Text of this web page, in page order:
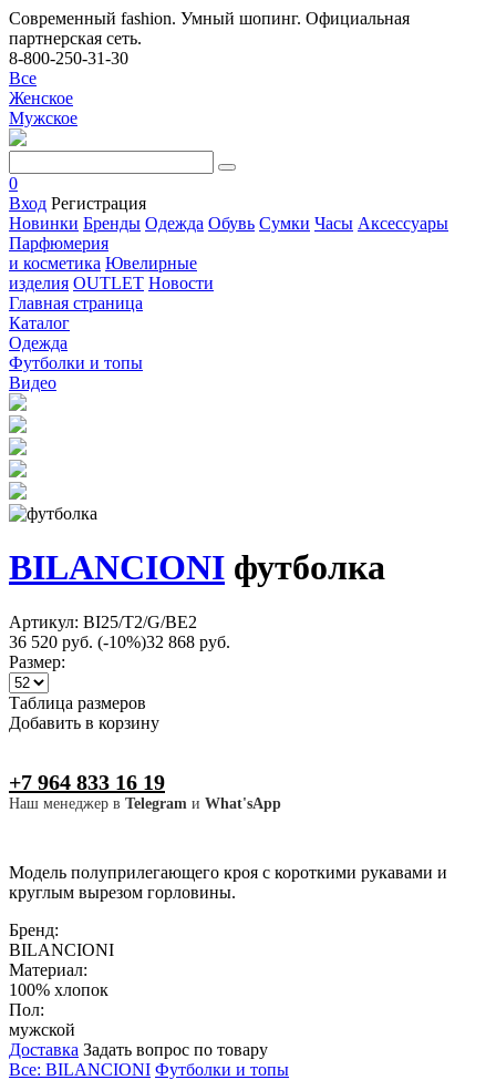
Современный fashion. Умный шопинг. Официальная
партнерская сеть.
8-800-250-31-30
Все
Женское
Мужское
0
Вход Регистрация
Новинки Бренды Одежда Обувь Сумки Часы Аксессуары
Парфюмерия
и косметика Ювелирные
изделия OUTLET Новости
Главная страница
Каталог
Одежда
Футболки и топы
Видео
BILANCIONI футболка
Артикул: BI25/T2/G/BE2
36 520 руб. (-10%)32 868 руб.
Размер:
Таблица размеров
Добавить в корзину
+7 964 833 16 19
Наш менеджер в Telegram и What'sApp
Модель полуприлегающего кроя с короткими рукавами и
круглым вырезом горловины.
Бренд:
BILANCIONI
Материал:
100% хлопок
Пол:
мужской
Доставка Задать вопрос по товару
Все: BILANCIONI Футболки и топы